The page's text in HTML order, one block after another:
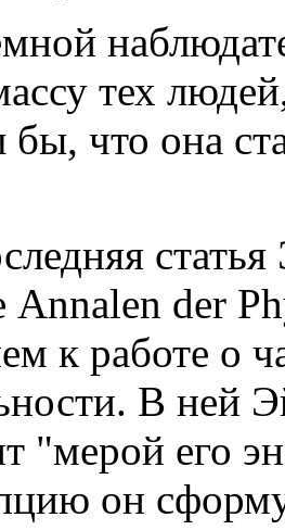
тех
что она
Annalen der
к работе о
В ней
"мерой его
он